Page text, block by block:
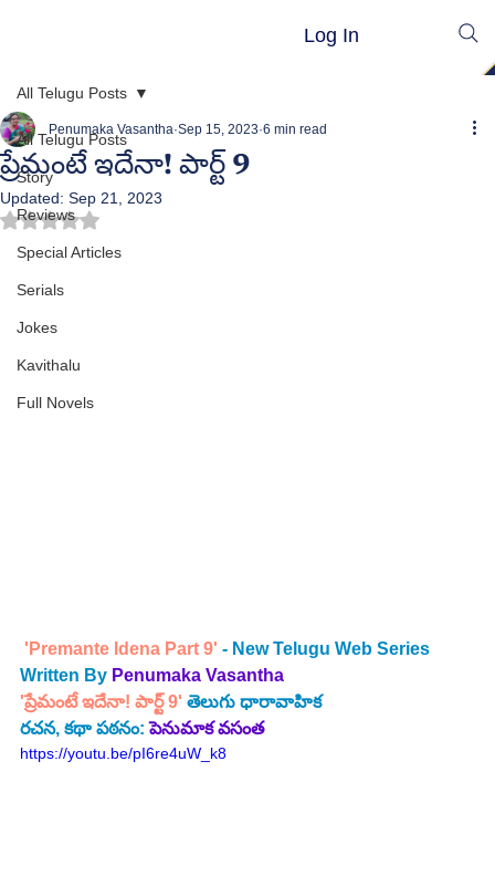
Log In
All Telugu Posts
Story
Reviews
Special Articles
Serials
Jokes
Kavithalu
Full Novels
All Telugu Posts
ప్రేమంటే ఇదేనా! పార్ట్ 9
Penumaka Vasantha Sep 15, 2023 6 min read
Updated: Sep 21, 2023
Rated NaN out of 5 stars.
'Premante Idena Part 9' - New Telugu Web Series
Written By Penumaka Vasantha
'ప్రేమంటే ఇదేనా! పార్ట్ 9' తెలుగు ధారావాహిక
రచన, కథా పఠనం: పెనుమాక వసంత
https://youtu.be/pI6re4uW_k8